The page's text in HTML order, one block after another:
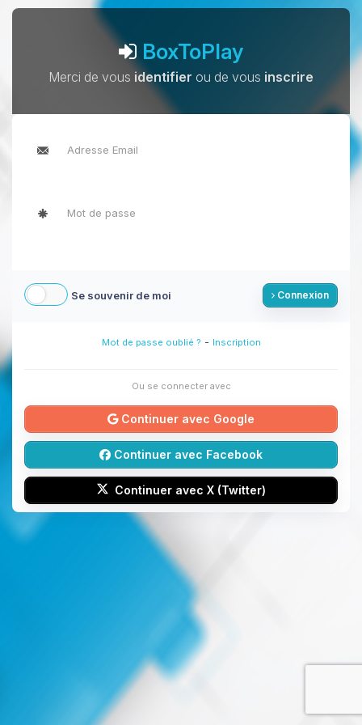
BoxToPlay
Merci de vous identifier ou de vous inscrire
Se souvenir de moi Connexion
Mot de passe oublié ? - Inscription
Ou se connecter avec
Continuer avec Google
Continuer avec Facebook
Continuer avec X (Twitter)